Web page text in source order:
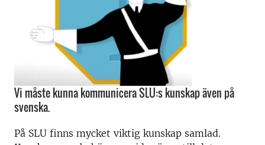
Vi måste kunna kommunicera SLU:s kunskap även på
svenska.
På SLU finns mycket viktig kunskap samlad.